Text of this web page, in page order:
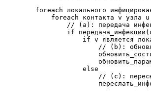
foreach локального
foreach контакта v узла u
// (a): передача
if
if v является
// (b):
                    else
// (c):